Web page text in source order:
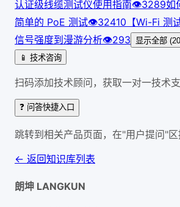
认证级线缆测试仪使用指南👁3289如
简单的 PoE 测试👁32410 【Wi-Fi 测
信号强度到漫游分析👁293
显示全部
📱 技术咨询
扫码添加技术顾问，获取一对一技术
❓ 问答快捷入口
跳转到相关产品页面，在"用户提问"
← 返回知识库列表
朗坤 LANGKUN